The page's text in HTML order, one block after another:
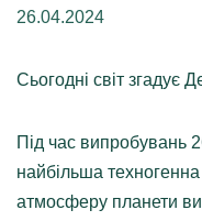
26.04.2024
Сьогодні світ згадує
Під час випробувань
найбільша
атмосферу планети